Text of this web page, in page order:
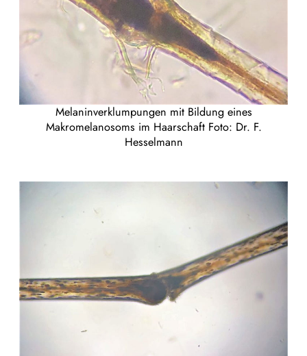
Melaninverklumpungen mit Bildung eines
Makromelanosoms im Haarschaft Foto: Dr. F.
Hesselmann